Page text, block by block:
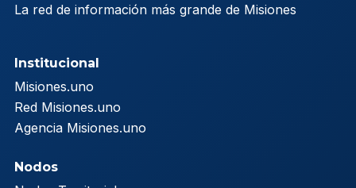
La red de información más grande de Misiones
Institucional
Misiones.uno
Red Misiones.uno
Agencia Misiones.uno
Nodos